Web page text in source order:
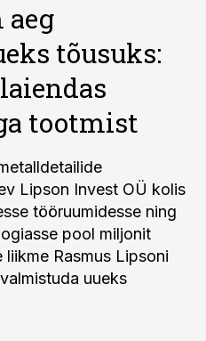
tõusuks:
tootmist
Lipson Invest OÜ kolis
tööruumidesse ning
pool miljonit
Rasmus Lipsoni
uueks